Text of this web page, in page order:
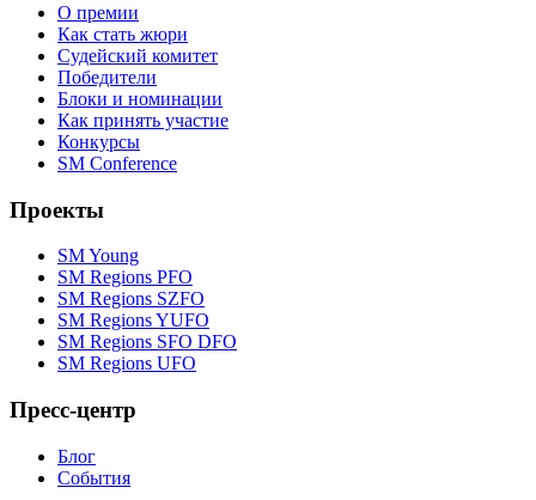
О премии
Как стать жюри
Судейский комитет
Победители
Блоки и номинации
Как принять участие
Конкурсы
SM Conference
Проекты
SM Young
SM Regions PFO
SM Regions SZFO
SM Regions YUFO
SM Regions SFO DFO
SM Regions UFO
Пресс-центр
Блог
События